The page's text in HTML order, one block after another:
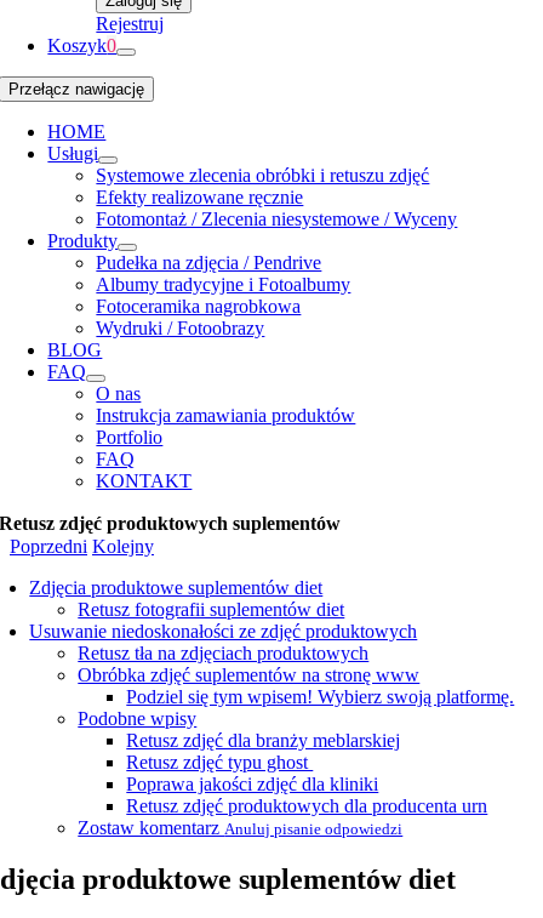
Rejestruj
Koszyk0
Przełącz nawigację
HOME
Usługi
Systemowe zlecenia obróbki i retuszu zdjęć
Efekty realizowane ręcznie
Fotomontaż / Zlecenia niesystemowe / Wyceny
Produkty
Pudełka na zdjęcia / Pendrive
Albumy tradycyjne i Fotoalbumy
Fotoceramika nagrobkowa
Wydruki / Fotoobrazy
BLOG
FAQ
O nas
Instrukcja zamawiania produktów
Portfolio
FAQ
KONTAKT
Retusz zdjęć produktowych suplementów
Poprzedni Kolejny
Zdjęcia produktowe suplementów diet
Retusz fotografii suplementów diet
Usuwanie niedoskonałości ze zdjęć produktowych
Retusz tła na zdjęciach produktowych
Obróbka zdjęć suplementów na stronę www
Podziel się tym wpisem! Wybierz swoją platformę.
Podobne wpisy
Retusz zdjęć dla branży meblarskiej
Retusz zdjęć typu ghost
Poprawa jakości zdjęć dla kliniki
Retusz zdjęć produktowych dla producenta urn
Zostaw komentarz Anuluj pisanie odpowiedzi
produktowe suplementów diet